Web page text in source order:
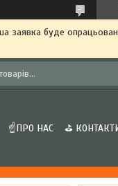
заявка буде
☝ПРО НАС ⛳